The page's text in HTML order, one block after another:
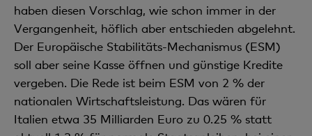
haben diesen Vorschlag, wie schon immer in der
Vergangenheit, höflich aber entschieden abgelehnt.
Der Europäische Stabilitäts-Mechanismus (ESM)
soll aber seine Kasse öffnen und günstige Kredite
vergeben. Die Rede ist beim ESM von 2 % der
nationalen Wirtschaftsleistung. Das wären für
Italien etwa 35 Milliarden Euro zu 0.25 % statt